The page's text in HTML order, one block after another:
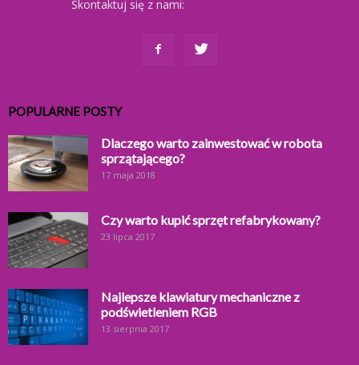
Skontaktuj się z nami:
POPULARNE POSTY
Dlaczego warto zainwestować w robota
sprzątającego?
17 maja 2018
Czy warto kupić sprzęt refabrykowany?
23 lipca 2017
Najlepsze klawiatury mechaniczne z
podświetleniem RGB
13 sierpnia 2017